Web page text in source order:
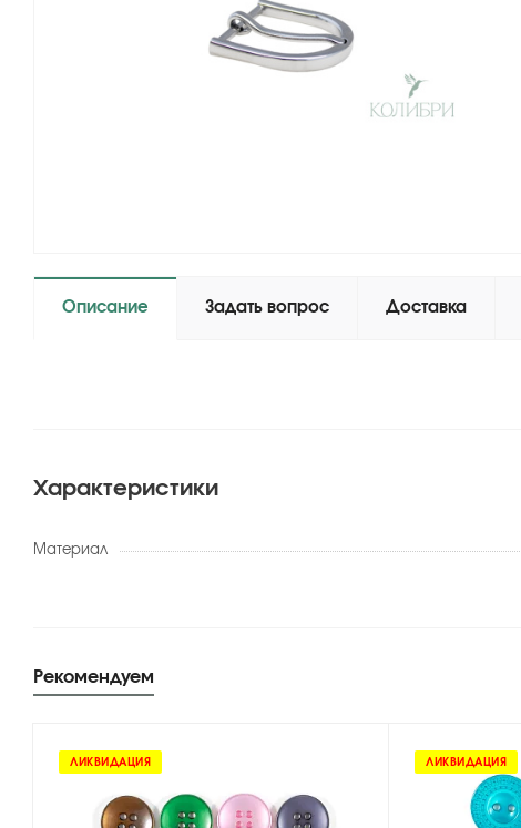
Описание Задать вопрос Доставка
Характеристики
Материал
Рекомендуем
ЛИКВИДАЦИЯ ЛИКВИДАЦИЯ